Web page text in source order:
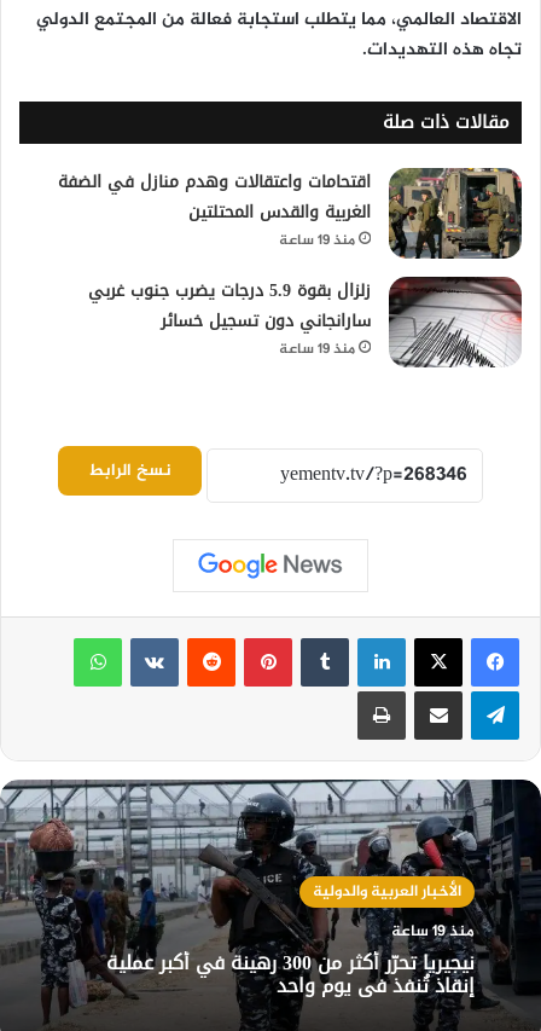
الاقتصاد العالمي، مما يتطلب استجابة فعالة من المجتمع الدولي
تجاه هذه التهديدات.
مقالات ذات صلة
اقتحامات واعتقالات وهدم منازل في الضفة
الغربية والقدس المحتلتين
منذ 19 ساعة
زلزال بقوة 5.9 درجات يضرب جنوب غربي
سارانجاني دون تسجيل خسائر
منذ 19 ساعة
نسخ الرابط
لينكدإن بينتيريست
واتساب
تيلقرام مشاركة عبر البريد طباعة
الأخبار العربية والدولية
منذ 19 ساعة
نيجيريا تحرّر أكثر من 300 رهينة في أكبر عملية
إنقاذ تُنفذ في يوم واحد